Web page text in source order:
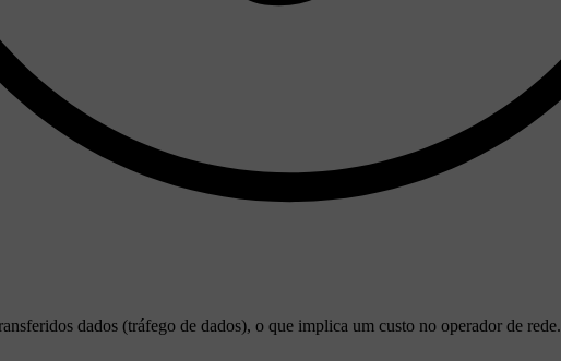
dados (tráfego de dados), o que implica um custo no operador de rede.